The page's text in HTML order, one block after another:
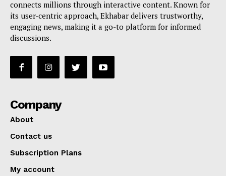
connects millions through interactive content. Known for
its user-centric approach, Ekhabar delivers trustworthy,
engaging news, making it a go-to platform for informed
discussions.
Company
About
Contact us
Subscription Plans
My account